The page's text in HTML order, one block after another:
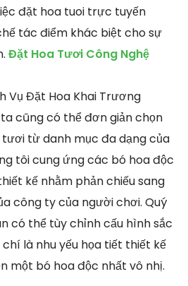
đặt hoa tuoi trực tuyến
tác điểm khác biệt cho sự
Đặt Hoa Tươi Công Nghệ
Vụ Đặt Hoa Khai Trương
cũng có thể đơn giản chọn
từ danh mục đa dạng của
tôi cung ứng các bó hoa độc
kế nhằm phản chiếu sang
công ty của người chơi. Quý
có thể tùy chỉnh cấu hình sắc
là nhu yếu họa tiết thiết kế
một bó hoa độc nhất vô nhị.